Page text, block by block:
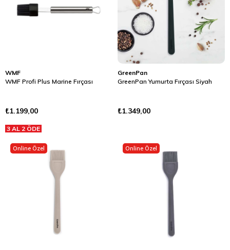
WMF
WMF Profi Plus Marine Fırçası
₺1.199,00
3 AL 2 ÖDE
GreenPan
GreenPan Yumurta Fırçası Siyah
₺1.349,00
Online Özel Online Özel